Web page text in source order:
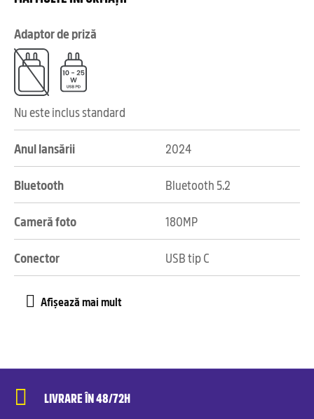
Adaptor de priză
Nu este inclus standard
Anul lansării 2024
Bluetooth Bluetooth 5.2
Cameră foto 180MP
Conector USB tip C
LIVRARE ÎN 48/72H